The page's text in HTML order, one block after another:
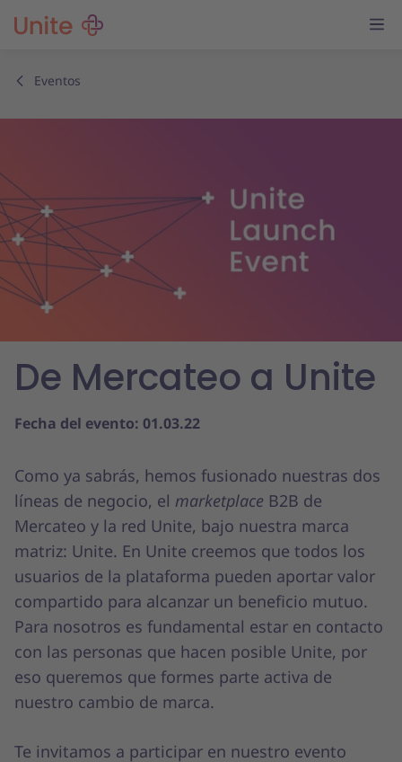
Eventos
De Mercateo a Unite
Fecha del evento: 01.03.22
Como ya sabrás, hemos fusionado nuestras dos
líneas de negocio, el marketplace B2B de
Mercateo y la red Unite, bajo nuestra marca
matriz: Unite. En Unite creemos que todos los
usuarios de la plataforma pueden aportar valor
compartido para alcanzar un beneficio mutuo.
Para nosotros es fundamental estar en contacto
con las personas que hacen posible Unite, por
eso queremos que formes parte activa de
nuestro cambio de marca.
Te invitamos a participar en nuestro evento